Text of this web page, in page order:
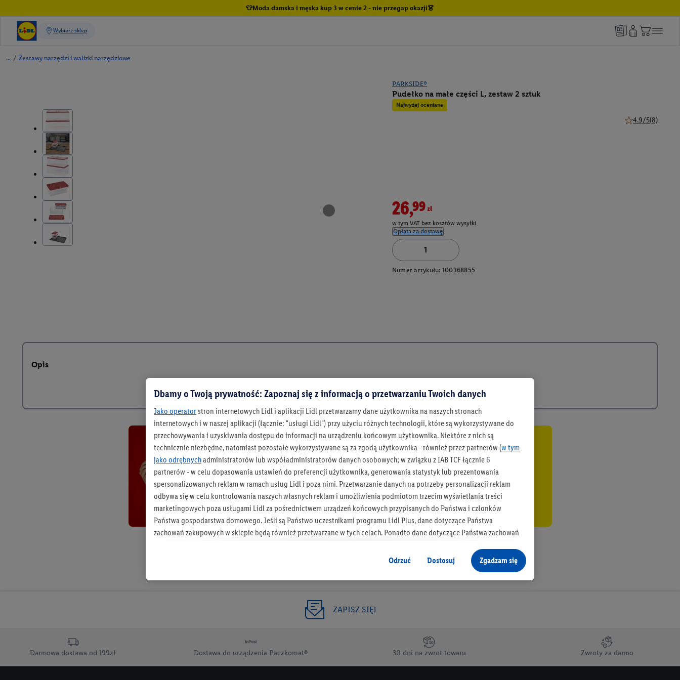
👕Moda damska i męska kup 3 w cenie 2 - nie przegap okazji👗
/ Zestawy narzędzi i walizki narzędziowe
PARKSIDE®
Pudełko na małe części L, zestaw 2 sztuk
Najwyżej oceniane
4.9/5(8)
26,99zł
w tym VAT bez kosztów wysyłki
Opłata za dostawę
Numer artykułu: 100368855
Opis
Bądź na bieżąco
Otrzymuj newsletter Lidla
Zapisz się!
ZAPISZ SIĘ!
Darmowa dostawa od 199zł Dostawa do urządzenia Paczkomat® 30 dni na zwrot towaru Zwroty za darmo
Dbamy o Twoją prywatność: Zapoznaj się z informacją o przetwarzaniu Twoich danych
Jako operatorstron internetowych Lidl i aplikacji Lidl przetwarzamy dane użytkownika na naszych stronach
internetowych i w naszej aplikacji (łącznie: "usługi Lidl") przy użyciu różnych technologii, które są wykorzystywane do
przechowywania i uzyskiwania dostępu do informacji na urządzeniu końcowym użytkownika. Niektóre z nich są
technicznie niezbędne, natomiast pozostałe wykorzystywane są za zgodą użytkownika - również przez partnerów (w tym
jako odrębnychadministratorów lub współadministratorów danych osobowych; w związku z IAB TCF łącznie 6
partnerów - w celu dopasowania ustawień do preferencji użytkownika, generowania statystyk lub prezentowania
spersonalizowanych reklam w ramach usług Lidl i poza nimi. Przetwarzanie danych na potrzeby personalizacji reklam
odbywa się w celu kontrolowania naszych własnych reklam i umożliwienia podmiotom trzecim wyświetlania treści
marketingowych poza usługami Lidl za pośrednictwem urządzeń końcowych przypisanych do Państwa i członków
Państwa gospodarstwa domowego. Jeśli są Państwo uczestnikami programu Lidl Plus, dane dotyczące Państwa
zachowań zakupowych w sklepie będą również przetwarzane w tych celach. Ponadto dane dotyczące Państwa zachowań
jako niezależny administrator danych
Tworzenie spersonalizowanych reklam opiera się na generowaniu profili, które są również wzbogacane o dane z innych
informacji z konta klienta - np. wieku lub płci - a także dokładnych danych dotyczących lokalizacji), również przez różne
urządzenia końcowe i usługi Lidl, w tym przechowywanie lub uzyskiwanie dostępu do informacji na urządzeniach
przetwarzanie odbywa się również w celu pomiaru wydajności/skuteczności reklamy, badania grup docelowych,
opracowywania ofert oraz zapewnienia bezpieczeństwa technicznego i optymalizacji wyświetlania konkretnych treści.
Odrzuć Dostosuj Zgadzam się